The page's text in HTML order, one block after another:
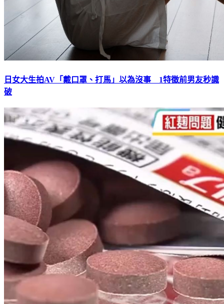
日女大生拍AV「戴口罩、打馬」以為沒事 1特徵前男友秒識
破